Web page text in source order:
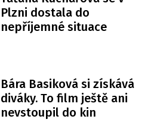
Plzni dostala do
nepříjemné situace
Bára Basiková si získává
diváky. To film ještě ani
nevstoupil do kin